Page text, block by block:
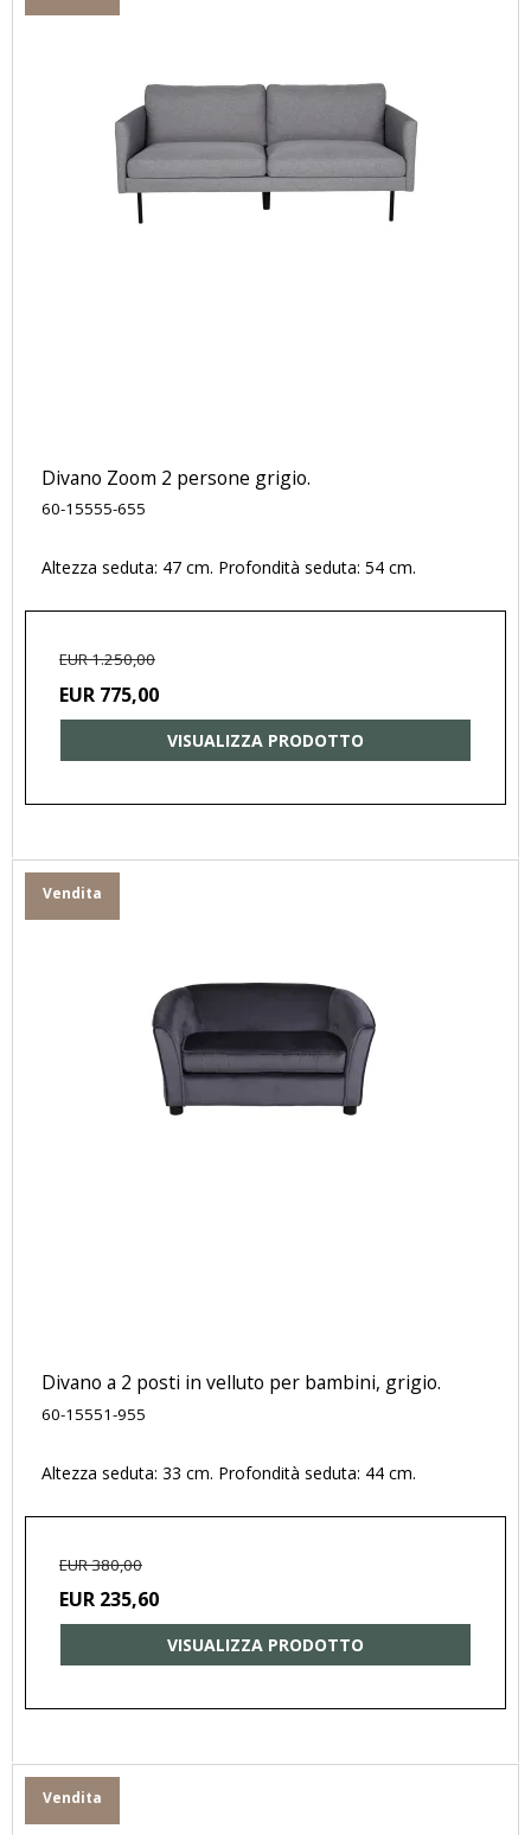
Divano Zoom 2 persone grigio.
60-15555-655
Altezza seduta: 47 cm. Profondità seduta: 54 cm.
EUR 1.250,00
EUR 775,00
VISUALIZZA PRODOTTO
Vendita
Divano a 2 posti in velluto per bambini, grigio.
60-15551-955
Altezza seduta: 33 cm. Profondità seduta: 44 cm.
EUR 380,00
EUR 235,60
VISUALIZZA PRODOTTO
Vendita